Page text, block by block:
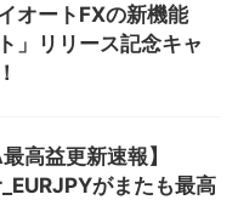
オートFXの新機能
」リリース記念キャ
高益更新速報】
がまたも最高